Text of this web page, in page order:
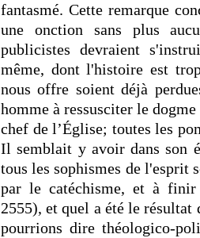
fantasmé. Cette remarque
une onction sans plus
publicistes devraient
même, dont l'histoire est
nous offre soient déjà
homme à ressusciter le
chef de l’Église; toutes les
Il semblait y avoir dans son
tous les sophismes de l'esprit
par le catéchisme, et à finir
2555), et quel a été le résultat
pourrions dire théologico-